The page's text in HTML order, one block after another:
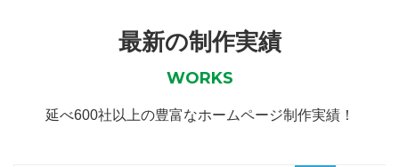
最新の制作実績
WORKS
延べ600社以上の豊富なホームページ制作実績！